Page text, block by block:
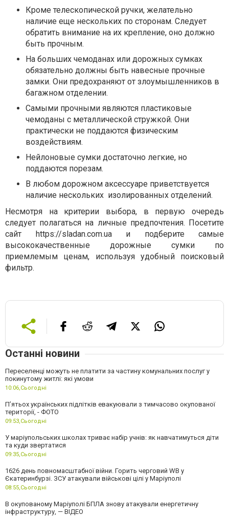
Кроме телескопической ручки, желательно
наличие еще нескольких по сторонам. Следует
обратить внимание на их крепление, оно должно
быть прочным.
На больших чемоданах или дорожных сумках
обязательно должны быть навесные прочные
замки. Они предохраняют от злоумышленников в
багажном отделении.
Самыми прочными являются пластиковые
чемоданы с металлической стружкой. Они
практически не поддаются физическим
воздействиям.
Нейлоновые сумки достаточно легкие, но
поддаются порезам.
В любом дорожном аксессуаре приветствуется
наличие нескольких изолированных отделений.
Несмотря на критерии выбора, в первую очередь
следует полагаться на личные предпочтения. Посетите
сайт https://sladan.com.ua и подберите самые
высококачественные дорожные сумки по
приемлемым ценам, используя удобный поисковый
фильтр.
Останні новини
Переселенці можуть не платити за частину комунальних послуг у
покинутому житлі: які умови
10:06,Сьогодні
П’ятьох українських підлітків евакуювали з тимчасово окупованої
території, - ФОТО
09:53,Сьогодні
У маріупольських школах триває набір учнів: як навчатимуться діти
та куди звертатися
09:35,Сьогодні
1626 день повномасштабної війни. Горить черговий WB у
Єкатеринбурзі. ЗСУ атакували військові цілі у Маріуполі
08:55,Сьогодні
В окупованому Маріуполі БПЛА знову атакували енергетичну
інфраструктуру, — ВІДЕО